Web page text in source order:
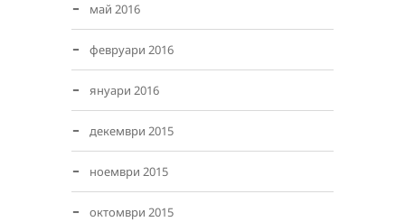
май 2016
февруари 2016
януари 2016
декември 2015
ноември 2015
октомври 2015